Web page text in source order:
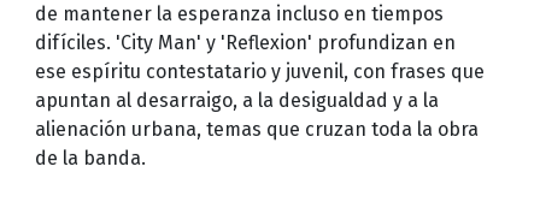
de mantener la esperanza incluso en tiempos
difíciles. 'City Man' y 'Reflexion' profundizan en
ese espíritu contestatario y juvenil, con frases que
apuntan al desarraigo, a la desigualdad y a la
alienación urbana, temas que cruzan toda la obra
de la banda.